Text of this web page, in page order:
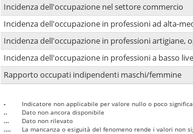
Incidenza dell'occupazione nel settore commercio
Incidenza dell'occupazione in professioni ad alta-
Incidenza dell'occupazione in professioni artigiane,
Incidenza dell'occupazione in professioni a basso
Rapporto occupati indipendenti maschi/femmine
-
Indicatore non applicabile per valore nullo o poco
..
Dato non ancora disponibile
...
Dato non rilevato
....
La mancanza o esiguità del fenomeno rende i valori non